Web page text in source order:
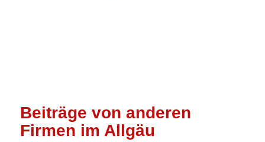
Beiträge von anderen
Firmen im Allgäu